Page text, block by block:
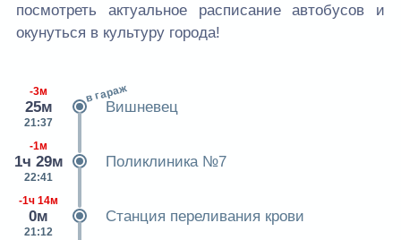
посмотреть актуальное расписание автобусов и
окунуться в культуру города!
-3м
25м
21:37
в гараж
Вишневец
-1м
1ч 29м
22:41
Поликлиника №7
-1ч 14м
0м
21:12
Станция переливания крови